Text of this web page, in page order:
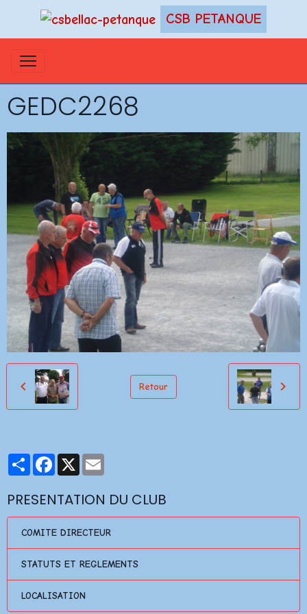
CSB PETANQUE
GEDC2268
Retour
PartagerFacebook
X
PRESENTATION DU CLUB
COMITE DIRECTEUR
STATUTS ET REGLEMENTS
LOCALISATION